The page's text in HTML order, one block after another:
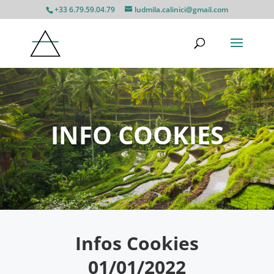
+33 6.79.59.04.79 ludmila.calinici@gmail.com
INFO COOKIES
Infos Cookies
01/01/2022